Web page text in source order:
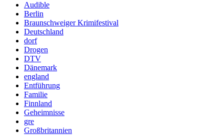
Audible
Berlin
Braunschweiger Krimifestival
Deutschland
dorf
Drogen
DTV
Dänemark
england
Entführung
Familie
Finnland
Geheimnisse
gre
Großbritannien